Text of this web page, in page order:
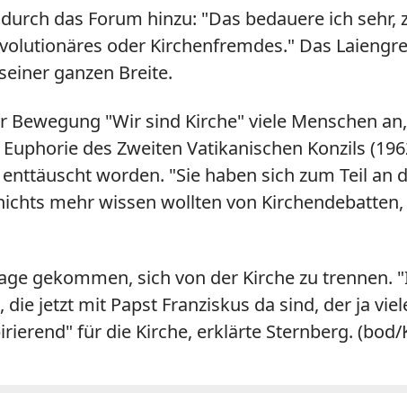
das Forum hinzu: "Das bedauere ich
oder Kirchenfremdes." Das
ganzen Breite.
"Wir sind Kirche" viele Menschen
des Zweiten Vatikanischen Konzils
worden. "Sie haben sich zum Teil an
mehr wissen wollten von
gekommen, sich von der Kirche zu trennen.
jetzt mit Papst Franziskus da sind, der ja
für die Kirche, erklärte Sternberg. (bod/